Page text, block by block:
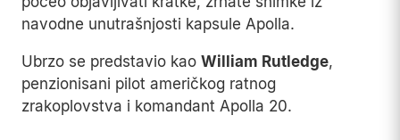
grudni koš poput betonske ploče.
Korisnik YouTubea pod imenom retiredafb
počeo objavljivati kratke, zrnate snimke iz
navodne unutrašnjosti kapsule Apolla.